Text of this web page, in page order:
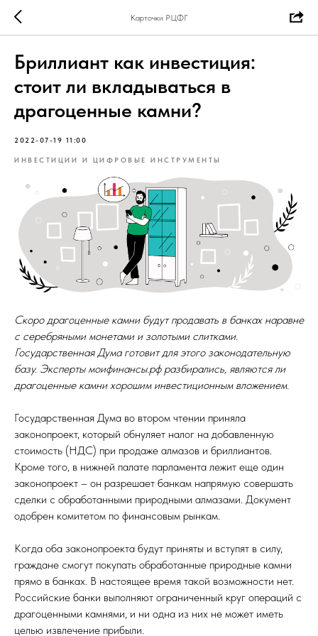
Карточки РЦФГ
Бриллиант как инвестиция:
стоит ли вкладываться в
драгоценные камни?
2022-07-19 11:00
ИНВЕСТИЦИИ И ЦИФРОВЫЕ ИНСТРУМЕНТЫ
Скоро драгоценные камни будут продавать в банках наравне
с серебряными монетами и золотыми слитками.
Государственная Дума готовит для этого законодательную
базу. Экспертымоифинансы.рфразбирались, являются ли
драгоценные камни хорошим инвестиционным вложением.
Государственная Дума во втором чтении приняла
законопроект, который обнуляет налог на добавленную
стоимость (НДС) при продаже алмазов и бриллиантов.
Кроме того, в нижней палате парламента лежит еще один
законопроект – он разрешает банкам напрямую совершать
сделки с обработанными природными алмазами. Документ
одобрен комитетом по финансовым рынкам.
Когда оба законопроекта будут приняты и вступят в силу,
граждане смогут покупать обработанные природные камни
прямо в банках. В настоящее время такой возможности нет.
Российские банки выполняют ограниченный круг операций с
драгоценными камнями, и ни одна из них не может иметь
целью извлечение прибыли.